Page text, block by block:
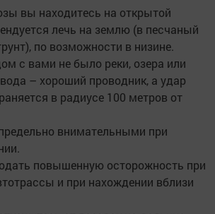
вы находитесь на открытой
лечь на землю (в песчаный
по возможности в низине.
с вами не было реки, озера или
– хороший проводник, а удар
в радиусе 100 метров от
внимательными при
повышенную осторожность при
и при нахождении вблизи